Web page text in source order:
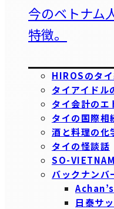
今のベトナム
特徴。
HIROSのタ
タイアイドル
タイ会計のエ
タイの国際相
酒と料理の化
タイの怪談話
SO-VIETNAM
バックナンバ
日泰サ